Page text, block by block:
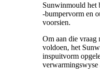
Sunwinmould het
-bumpervorm en
voorsien.
Om aan die vraag
voldoen, het
inspuitvorm
verwarmingswyse